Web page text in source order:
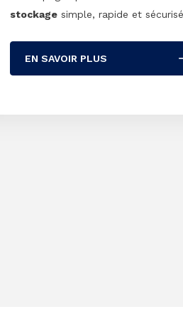
stockage simple, rapide et
EN SAVOIR PLUS